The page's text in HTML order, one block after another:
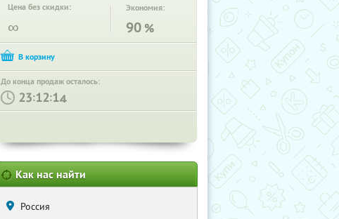
Цена без скидки:
∞
Экономия:
90 %
До конца продаж осталось:
: :
Как нас найти
Россия